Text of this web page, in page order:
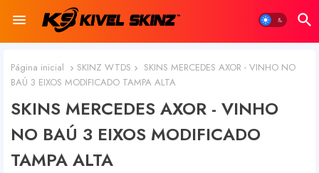
Página inicial SKINZ WTDS
SKINS MERCEDES AXOR - VINHO NO
BAÚ 3 EIXOS MODIFICADO TAMPA ALTA
SKINS MERCEDES AXOR - VINHO
NO BAÚ 3 EIXOS MODIFICADO
TAMPA ALTA